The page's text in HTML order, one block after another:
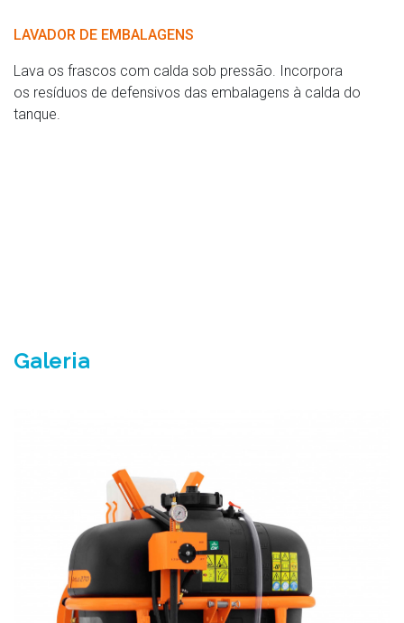
LAVADOR DE EMBALAGENS
Lava os frascos com calda sob pressão. Incorpora
os resíduos de defensivos das embalagens à calda do
tanque.
Galeria